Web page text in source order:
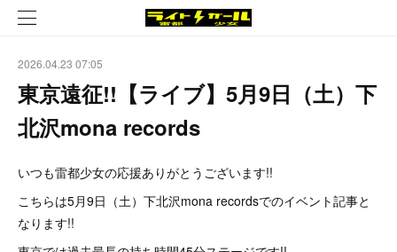
2026.04.23 07:05
東京遠征!!【ライブ】5月9日（土）下
北沢mona records
いつも雷都少女の応援ありがとうございます!!
こちらは5月9日（土）下北沢mona recordsでのイベント記事と
なります!!